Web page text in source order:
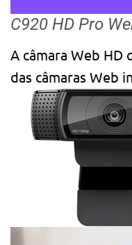
C920 HD Pro
A câmara Web HD
das câmaras Web